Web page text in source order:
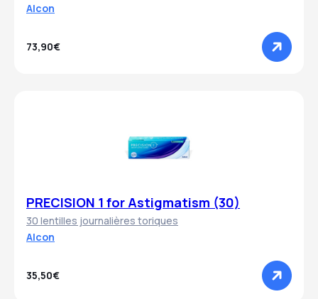
Alcon
73,90€
PRECISION 1 for Astigmatism (30)
30 lentilles journalières toriques
Alcon
35,50€